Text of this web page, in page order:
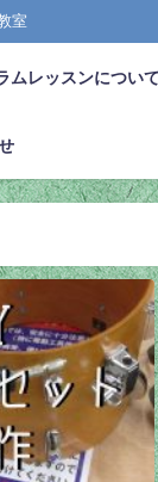
室
ムレッスンについて